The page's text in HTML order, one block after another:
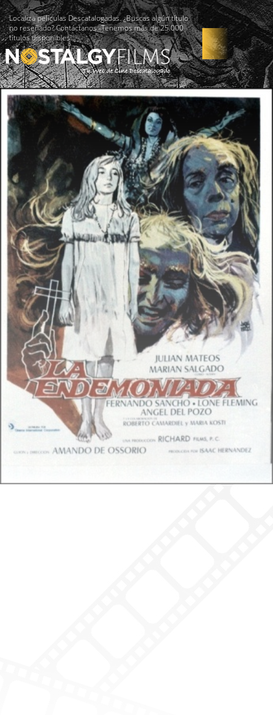
Localiza películas Descatalogadas. ¿Buscas algún título
no reseñado? Contáctanos -Tenemos más de 25.000
títulos disponibles!